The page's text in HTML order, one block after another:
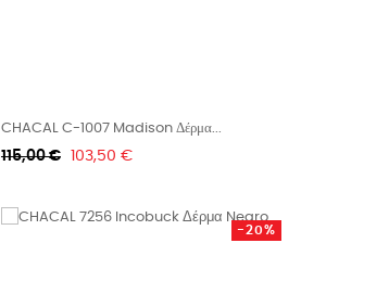
CHACAL C-1007 Madison Δέρμα...
Κανονική
115,00 € Τιμή
103,50 €
-20%